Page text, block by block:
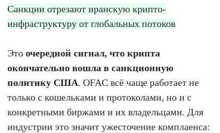
Санкции отрезают иранскую крипто-
инфраструктуру от глобальных потоков
Это очередной сигнал, что крипта
окончательно вошла в санкционную
политику США. OFAC всё чаще работает не
только с кошельками и протоколами, но и с
конкретными биржами и их владельцами. Для
индустрии это значит ужесточение комплаенса: